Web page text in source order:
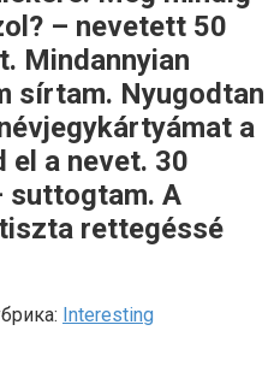
– nevetett 50
Mindannyian
sírtam. Nyugodtan
a
el a nevet. 30
suttogtam. A
rettegéssé
Interesting